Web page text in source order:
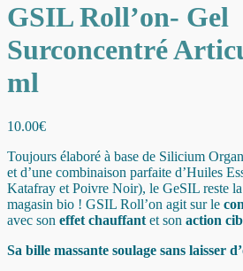
GSIL Roll’on- Gel
Surconcentré
ml
10.00€
Toujours élaboré à base de Silicium
et d’une combinaison parfaite d’Huiles
Katafray et Poivre Noir), le GeSIL reste
magasin bio ! GSIL Roll’on agit sur le
avec son effet chauffant et son action
Sa bille massante soulage sans laisser